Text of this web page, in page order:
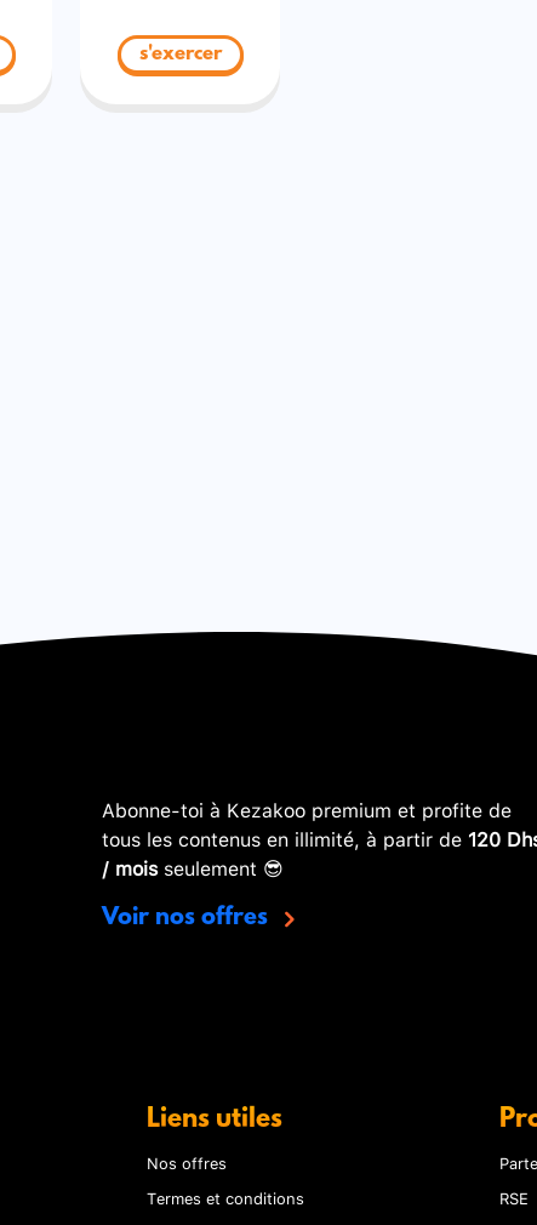
s'exercer
Abonne-toi à Kezakoo premium et profite de
tous les contenus en illimité, à partir de 120
/ moisseulement 😎
Voir nos offres
Liens utiles
Nos offres
Termes et conditions
RSE